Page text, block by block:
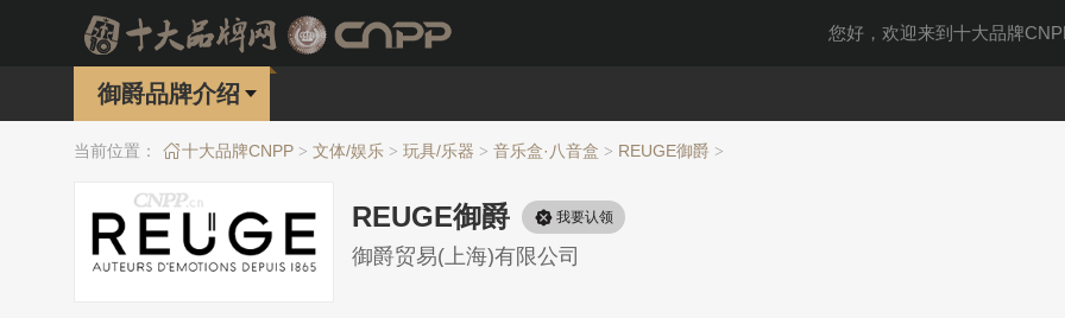
您好，欢迎来到十大品牌
御爵品牌介绍
当前位置： 十大品牌CNPP > 文体/娱乐 > 玩具/乐器 > 音乐盒·八音盒 > REUGE御爵 >
REUGE御爵 我要认领
御爵贸易(上海)有限公司